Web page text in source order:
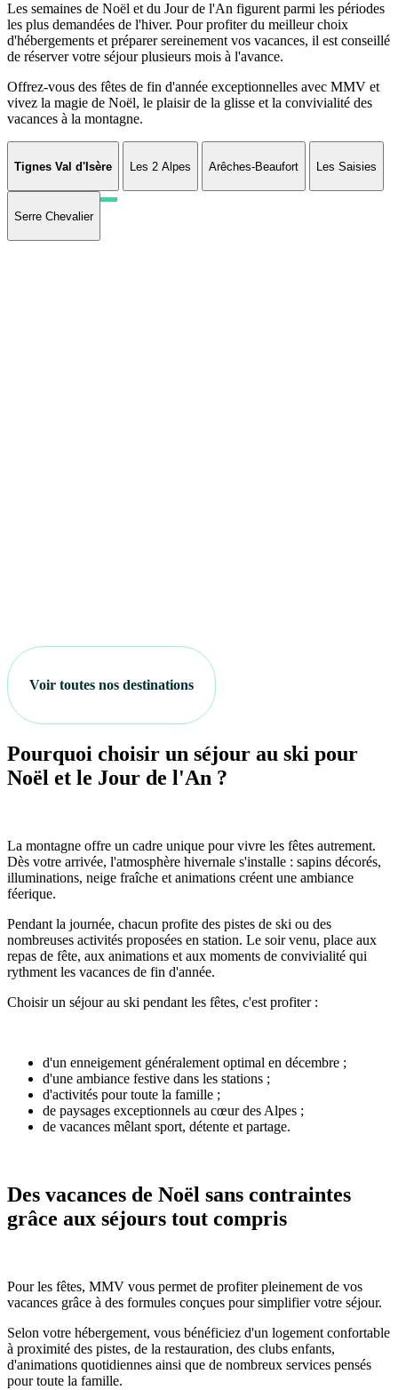
Les semaines de Noël et du Jour de l'An figurent parmi les périodes
les plus demandées de l'hiver. Pour profiter du meilleur choix
d'hébergements et préparer sereinement vos vacances, il est conseillé
de réserver votre séjour plusieurs mois à l'avance.
Offrez-vous des fêtes de fin d'année exceptionnelles avec MMV et
vivez la magie de Noël, le plaisir de la glisse et la convivialité des
vacances à la montagne.
Tignes Val d'Isère Les 2 Alpes Arêches-Beaufort Les Saisies
Serre Chevalier
Voir toutes nos destinations
Pourquoi choisir un séjour au ski pour
Noël et le Jour de l'An ?
La montagne offre un cadre unique pour vivre les fêtes autrement.
Dès votre arrivée, l'atmosphère hivernale s'installe : sapins décorés,
illuminations, neige fraîche et animations créent une ambiance
féerique.
Pendant la journée, chacun profite des pistes de ski ou des
nombreuses activités proposées en station. Le soir venu, place aux
repas de fête, aux animations et aux moments de convivialité qui
rythment les vacances de fin d'année.
Choisir un séjour au ski pendant les fêtes, c'est profiter :
d'un enneigement généralement optimal en décembre ;
d'une ambiance festive dans les stations ;
d'activités pour toute la famille ;
de paysages exceptionnels au cœur des Alpes ;
de vacances mêlant sport, détente et partage.
Des vacances de Noël sans contraintes
grâce aux séjours tout compris
Pour les fêtes, MMV vous permet de profiter pleinement de vos
vacances grâce à des formules conçues pour simplifier votre séjour.
Selon votre hébergement, vous bénéficiez d'un logement confortable
à proximité des pistes, de la restauration, des clubs enfants,
d'animations quotidiennes ainsi que de nombreux services pensés
pour toute la famille.